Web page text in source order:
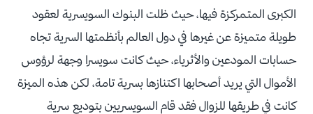
الكبرى المتمركزة فيها، حيث ظلت البنوك السويسرية لعقود
طويلة متميزة عن غيرها في دول العالم بأنظمتها السرية تجاه
حسابات المودعين والأثرياء، حيث كانت سويسرا وجهة لرؤوس
الأموال التي يريد أصحابها اكتنازها بسرية تامة، لكن هذه الميزة
كانت في طريقها للزوال فقد قام السويسريين بتوديع سرية